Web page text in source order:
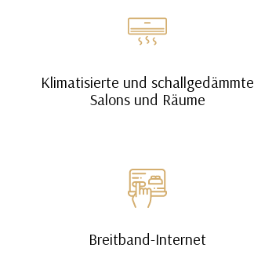
Klimatisierte und schallgedämmte
Salons und Räume
Breitband-Internet